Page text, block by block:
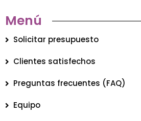
Menú
Solicitar presupuesto
Clientes satisfechos
Preguntas frecuentes (FAQ)
Equipo